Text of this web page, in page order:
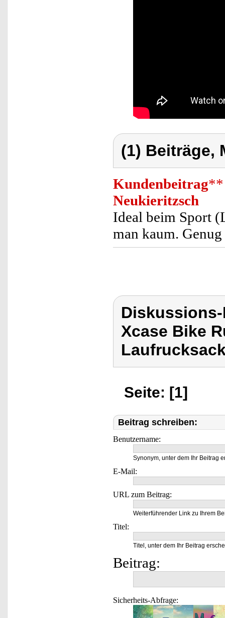
(1) Beiträge,
Kundenbeitrag**
Neukieritzsch
Ideal beim Sport
man kaum.
Xcase Bike
Seite: [1]
Beitrag schreiben:
Benutzername:
Synonym, unter dem Ihr Beitrag
E-Mail:
URL zum Beitrag:
Weiterführender Link zu Ihrem
Titel:
Titel, unter dem Ihr Beitrag
Beitrag:
Sicherheits-Abfrage: